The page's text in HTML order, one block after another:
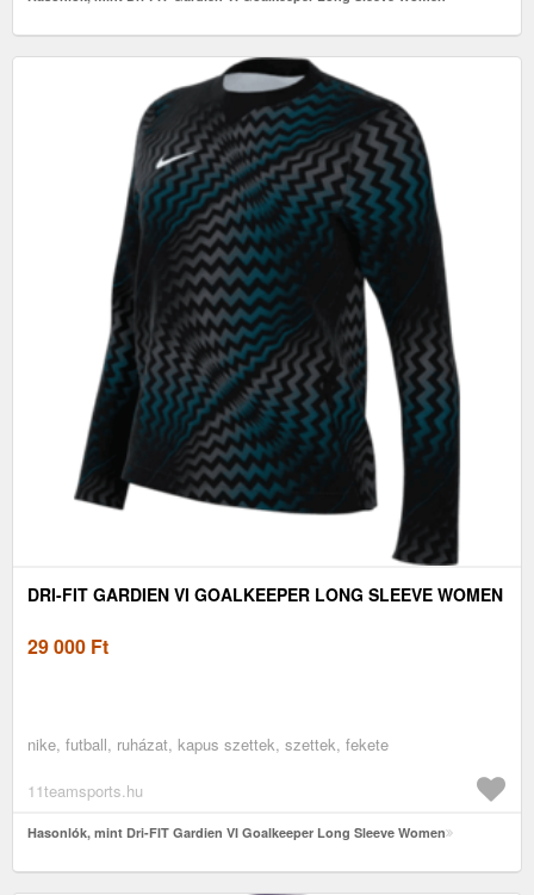
DRI-FIT GARDIEN VI GOALKEEPER LONG SLEEVE WOMEN
29 000 Ft
nike, futball, ruházat, kapus szettek, szettek, fekete
11teamsports.hu
Hasonlók, mint Dri-FIT Gardien VI Goalkeeper Long Sleeve Women